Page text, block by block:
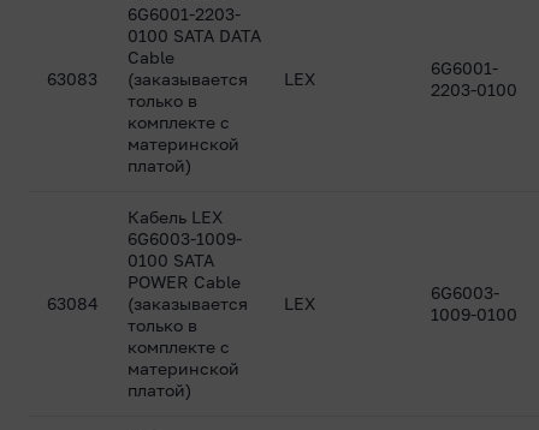
63083
6G6001-2203-
0100 SATA DATA
Cable
(заказывается
только в
комплекте с
материнской
платой)
LEX
6G6001-
2203-0100
63084
Кабель LEX
6G6003-1009-
0100 SATA
POWER Cable
(заказывается
только в
комплекте с
материнской
платой)
LEX
6G6003-
1009-0100